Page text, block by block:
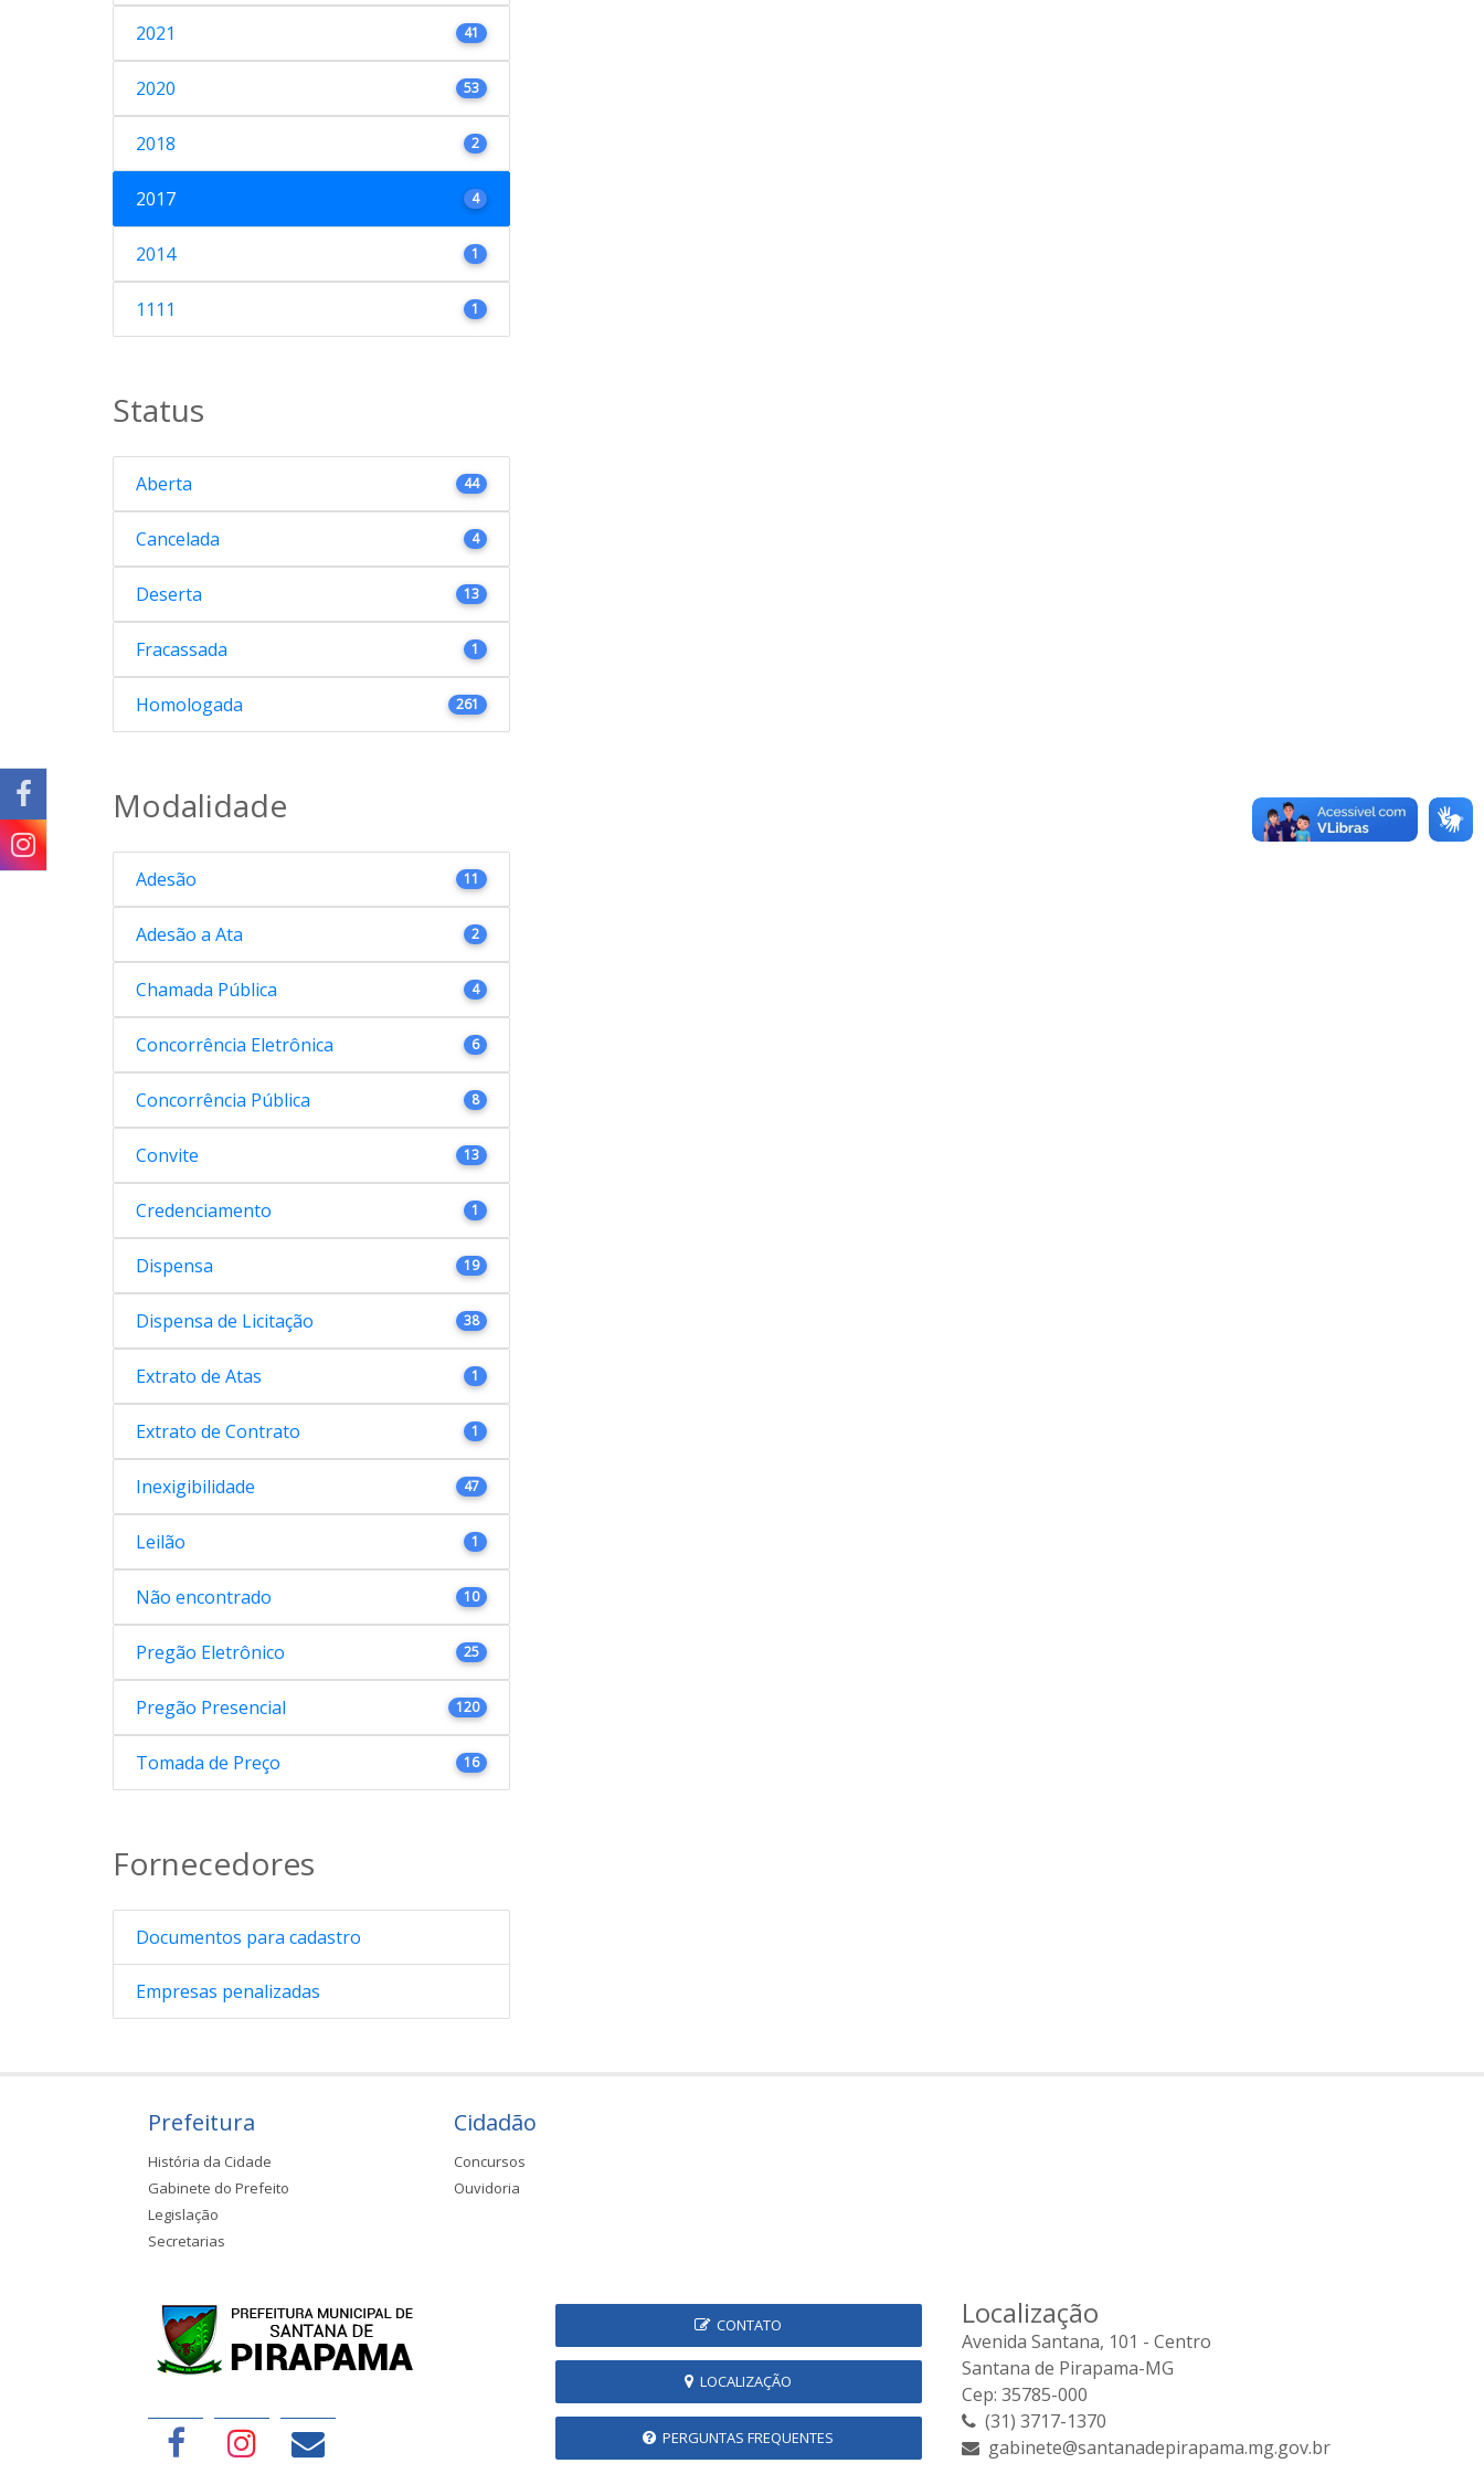
2021 41
2020 53
2018 2
2017 4
2014 1
1111 1
Status
Aberta 44
Cancelada 4
Deserta 13
Fracassada 1
Homologada 261
Modalidade
Adesão 11
Adesão a Ata 2
Chamada Pública 4
Concorrência Eletrônica 6
Concorrência Pública 8
Convite 13
Credenciamento 1
Dispensa 19
Dispensa de Licitação 38
Extrato de Atas 1
Extrato de Contrato 1
Inexigibilidade 47
Leilão 1
Não encontrado 10
Pregão Eletrônico 25
Pregão Presencial 120
Tomada de Preço 16
Fornecedores
Documentos para cadastro
Empresas penalizadas
Prefeitura
História da Cidade
Gabinete do Prefeito
Legislação
Secretarias
Cidadão
Concursos
Ouvidoria
CONTATO
LOCALIZAÇÃO
PERGUNTAS FREQUENTES
Localização
Avenida Santana, 101 - Centro
Santana de Pirapama-MG
Cep: 35785-000
(31) 3717-1370
gabinete@santanadepirapama.mg.gov.br